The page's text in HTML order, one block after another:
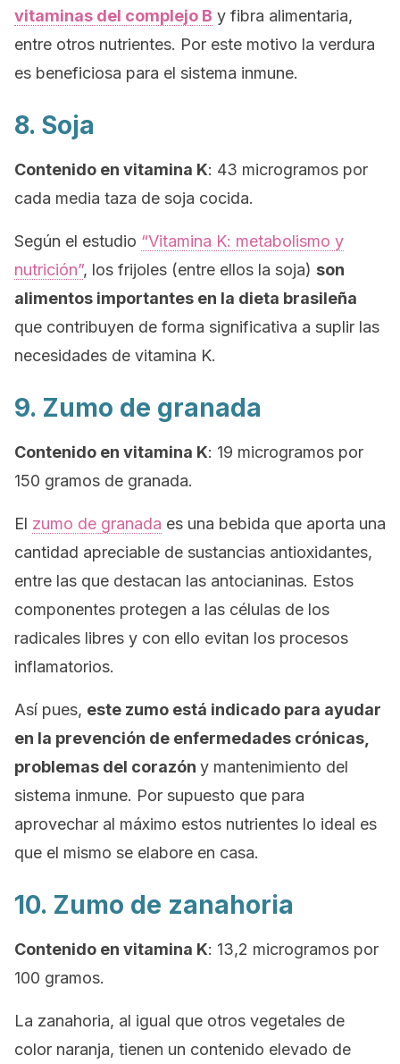
vitaminas del complejo B y fibra alimentaria,
entre otros nutrientes. Por este motivo la verdura
es beneficiosa para el sistema inmune.
8. Soja
Contenido en vitamina K: 43 microgramos por
cada media taza de soja cocida.
Según el estudio “Vitamina K: metabolismo y
nutrición”, los frijoles (entre ellos la soja) son
alimentos importantes en la dieta brasileña
que contribuyen de forma significativa a suplir las
necesidades de vitamina K.
9. Zumo de granada
Contenido en vitamina K: 19 microgramos por
150 gramos de granada.
El zumo de granada es una bebida que aporta una
cantidad apreciable de sustancias antioxidantes,
entre las que destacan las antocianinas. Estos
componentes protegen a las células de los
radicales libres y con ello evitan los procesos
inflamatorios.
Así pues, este zumo está indicado para ayudar
en la prevención de enfermedades crónicas,
problemas del corazón y mantenimiento del
sistema inmune. Por supuesto que para
aprovechar al máximo estos nutrientes lo ideal es
que el mismo se elabore en casa.
10. Zumo de zanahoria
Contenido en vitamina K: 13,2 microgramos por
100 gramos.
La zanahoria, al igual que otros vegetales de
color naranja, tienen un contenido elevado de